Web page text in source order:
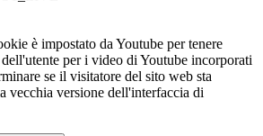
è impostato da Youtube per tenere
per i video di Youtube incorporati
se il visitatore del sito web sta
vecchia versione dell'interfaccia di